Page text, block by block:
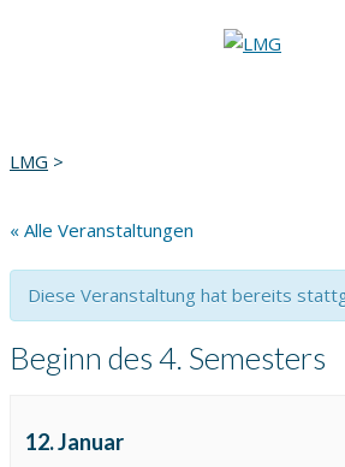
LMG >
« Alle Veranstaltungen
Diese Veranstaltung hat bereits
Beginn des 4. Semesters
12. Januar